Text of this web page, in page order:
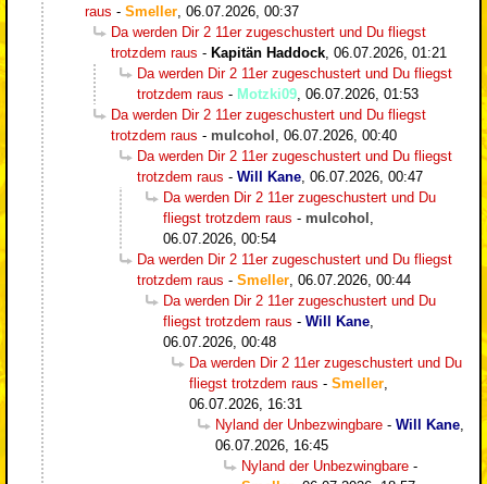
raus - Smeller 06.07.2026, 00:37
Da werden Dir 2 11er zugeschustert und Du fliegst
trotzdem raus - Kapitän Haddock 06.07.2026, 01:21
Da werden Dir 2 11er zugeschustert und Du fliegst
trotzdem raus - Motzki09 06.07.2026, 01:53
Da werden Dir 2 11er zugeschustert und Du fliegst
trotzdem raus - mulcohol
06.07.2026, 00:40
Da werden Dir 2 11er zugeschustert und Du fliegst
trotzdem raus - Will Kane 06.07.2026, 00:47
Da werden Dir 2 11er zugeschustert und Du
fliegst trotzdem raus - mulcohol
06.07.2026, 00:54
Da werden Dir 2 11er zugeschustert und Du fliegst
trotzdem raus - Smeller 06.07.2026, 00:44
Da werden Dir 2 11er zugeschustert und Du
fliegst trotzdem raus - Will Kane
06.07.2026, 00:48
Da werden Dir 2 11er zugeschustert und Du
fliegst trotzdem raus - Smeller
06.07.2026, 16:31
Nyland der Unbezwingbare - Will Kane
06.07.2026, 16:45
Nyland der Unbezwingbare -